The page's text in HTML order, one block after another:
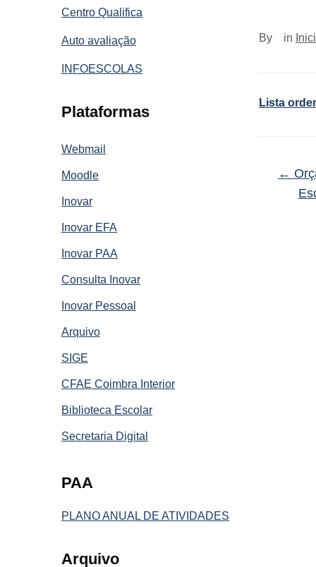
Centro Qualifica
Auto avaliação
INFOESCOLAS
Plataformas
Webmail
Moodle
Inovar
Inovar EFA
Inovar PAA
Consulta Inovar
Inovar Pessoal
Arquivo
SIGE
CFAE Coimbra Interior
Biblioteca Escolar
Secretaria Digital
PAA
PLANO ANUAL DE ATIVIDADES
Arquivo
By in
Lista
←